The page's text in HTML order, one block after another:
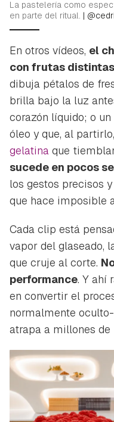
La pastelería como
en parte del ritual. |
En otros vídeos, el
con frutas
dibuja pétalos de
brilla bajo la luz
corazón líquido; o
óleo y que, al
gelatina que
sucede en pocos
los gestos precisos
que hace imposible
Cada clip está
vapor del glaseado,
que cruje al corte.
performance. Y ahí
en convertir el
normalmente
atrapa a millones de